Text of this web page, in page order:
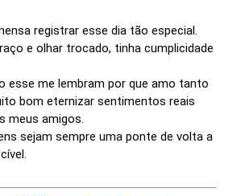
registrar esse dia tão especial.
e olhar trocado, tinha cumplicidade
esse me lembram por que amo tanto
bom eternizar sentimentos reais
meus amigos.
sejam sempre uma ponte de volta a